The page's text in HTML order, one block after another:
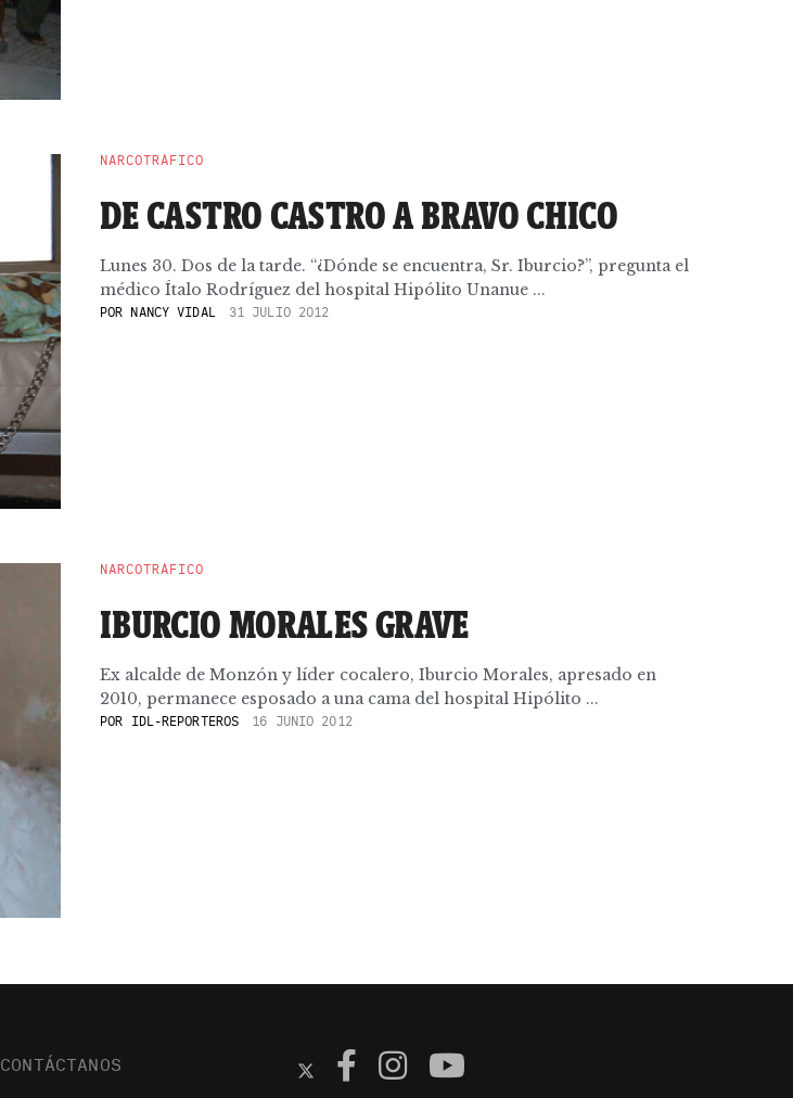
NARCOTRÁFICO
DE CASTRO CASTRO A BRAVO CHICO
Lunes 30. Dos de la tarde. “¿Dónde se encuentra, Sr. Iburcio?”, pregunta el
médico Ítalo Rodríguez del hospital Hipólito Unanue ...
POR NANCY VIDAL 31 JULIO 2012
NARCOTRÁFICO
IBURCIO MORALES GRAVE
Ex alcalde de Monzón y líder cocalero, Iburcio Morales, apresado en
2010, permanece esposado a una cama del hospital Hipólito ...
POR IDL-REPORTEROS 16 JUNIO 2012
CONTÁCTANOS